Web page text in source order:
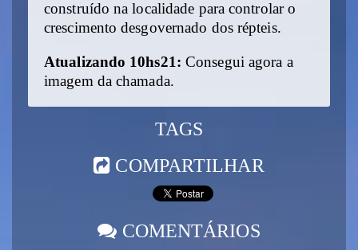
construído na localidade para controlar o
crescimento desgovernado dos répteis.
Atualizando 10hs21: Consegui agora a
imagem da chamada.
TAGS
COMPARTILHAR
COMENTÁRIOS